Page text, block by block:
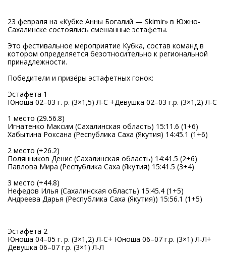
23 февраля на «Кубке Анны Богалий — Skimir» в Южно-
Сахалинске состоялись смешанные эстафеты.
Это фестивальное мероприятие Кубка, состав команд в
котором определяется безотносительно к региональной
принадлежности.
Победители и призёры эстафетных гонок:
Эстафета 1
Юноша 02–03 г. р. (3×1,5) Л-С +Девушка 02–03 г.р. (3×1,2) Л-С
1 место (29.56.8)
Игнатенко Максим (Сахалинская область) 15:11.6 (1+6)
Хабытина Роксана (Республика Саха (Якутия) 14:45.1 (1+6)
2 место (+26.2)
Полянников Денис (Сахалинская область) 14:41.5 (2+6)
Павлова Мира (Республика Саха (Якутия) 15:41.5 (3+4)
3 место (+44.8)
Нефедов Илья (Сахалинская область) 15:45.4 (1+5)
Андреева Дарья (Республика Саха (Якутия)) 15:56.1 (1+5)
Эстафета 2
Юноша 04–05 г. р. (3×1,2) Л-С+ Юноша 06–07 г.р. (3×1) Л-Л+
Девушка 06–07 г.р. (3×1) Л-Л